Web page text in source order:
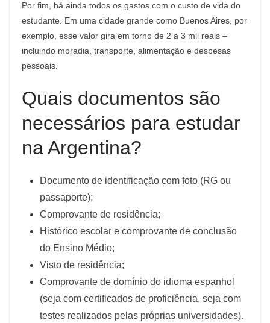
Por fim, há ainda todos os gastos com o custo de vida do
estudante. Em uma cidade grande como Buenos Aires, por
exemplo, esse valor gira em torno de 2 a 3 mil reais –
incluindo moradia, transporte, alimentação e despesas
pessoais.
Quais documentos são
necessários para estudar
na Argentina?
Documento de identificação com foto (RG ou
passaporte);
Comprovante de residência;
Histórico escolar e comprovante de conclusão
do Ensino Médio;
Visto de residência;
Comprovante de domínio do idioma espanhol
(seja com certificados de proficiência, seja com
testes realizados pelas próprias universidades).